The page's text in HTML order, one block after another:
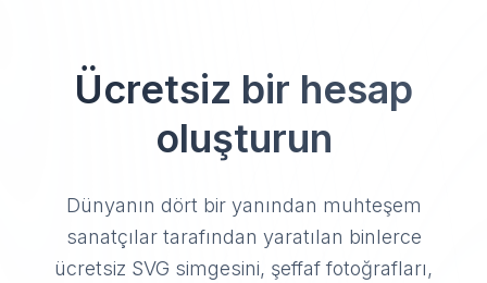
Ücretsiz bir hesap
oluşturun
Dünyanın dört bir yanından muhteşem
sanatçılar tarafından yaratılan binlerce
ücretsiz SVG simgesini, şeffaf fotoğrafları,